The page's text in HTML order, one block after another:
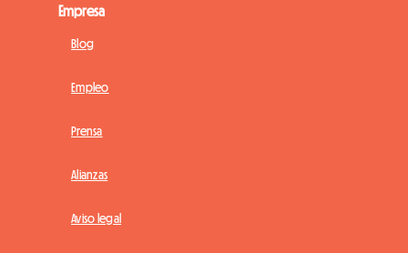
Empresa
Blog
Empleo
Prensa
Alianzas
Aviso legal